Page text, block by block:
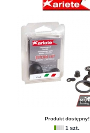
Produkt dostępny!
1 szt.